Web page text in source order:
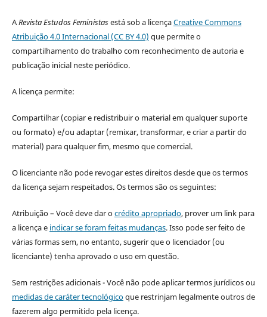
ARevista Estudos Feministasestá sob a licençaCreative Commons
Atribuição 4.0 Internacional (CC BY 4.0) que permite o
compartilhamento do trabalho com reconhecimento de autoria e
publicação inicial neste periódico.
A licença permite:
Compartilhar (copiar e redistribuir o material em qualquer suporte
ou formato) e/ou adaptar (remixar, transformar, e criar a partir do
material) para qualquer fim, mesmo que comercial.
O licenciante não pode revogar estes direitos desde que os termos
da licença sejam respeitados. Os termos são os seguintes:
Atribuição – Você deve dar ocrédito apropriado, prover um link para
a licença e indicar se foram feitas mudanças. Isso pode ser feito de
várias formas sem, no entanto, sugerir que o licenciador (ou
licenciante) tenha aprovado o uso em questão.
Sem restrições adicionais - Você não pode aplicar termos jurídicos ou
medidas de caráter tecnológicoque restrinjam legalmente outros de
fazerem algo permitido pela licença.